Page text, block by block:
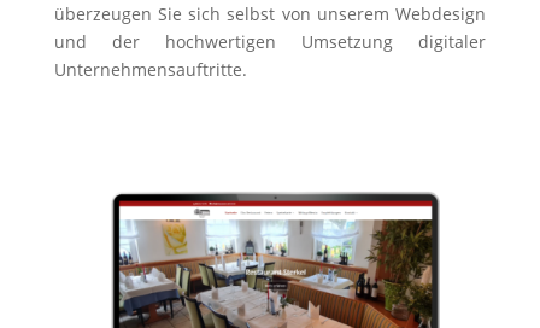
überzeugen Sie sich selbst von unserem Webdesign
und der hochwertigen Umsetzung digitaler
Unternehmensauftritte.